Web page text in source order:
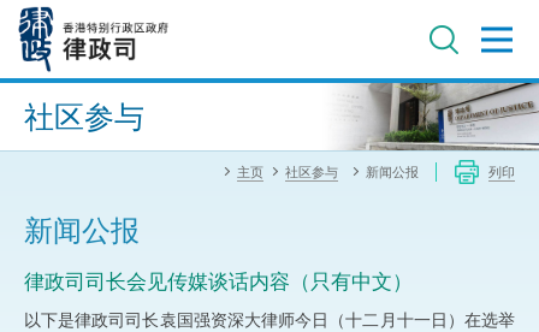
内
进阶搜寻
社区参与
主页 社区参与 新闻公报 列印
新闻公报
律政司司长会见传媒谈话内容（只有中文）
以下是律政司司长袁国强资深大律师今日（十二月十一日）在选举